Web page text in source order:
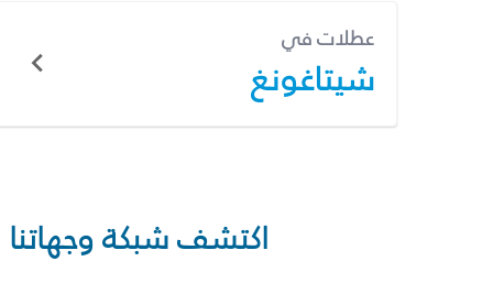
عطلات في
شيتاغونغ
اكتشف شبكة وجهاتنا